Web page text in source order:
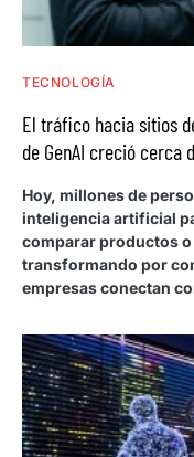
TECNOLOGÍA
El tráfico hacia sitios
de GenAI creció cerca
Hoy, millones de
inteligencia artificial
comparar productos
transformando por
empresas conectan